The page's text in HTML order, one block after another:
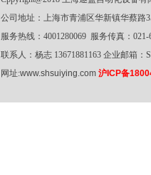
公司地址：上海市青浦区华新镇华蔡路
服务热线：4001280069 服务传真：021-
联系人：杨志 13671881163 企业邮箱：
网址:www.shsuiying.com 沪ICP备